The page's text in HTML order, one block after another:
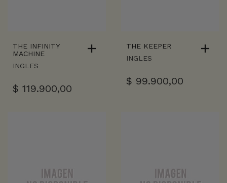
THE INFINITY
MACHINE
INGLES
$ 119.900,00
THE KEEPER
INGLES
$ 99.900,00